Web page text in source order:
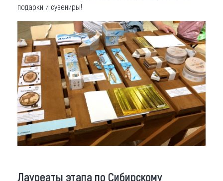
подарки и сувениры!
Лауреаты этапа по Сибирскому